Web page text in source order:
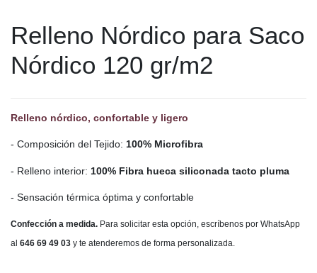
Relleno Nórdico para Saco
Nórdico 120 gr/m2
Relleno nórdico, confortable y ligero
- Composición del Tejido: 100% Microfibra
- Relleno interior: 100% Fibra hueca siliconada tacto pluma
- Sensación térmica óptima y confortable
Confección a medida. Para solicitar esta opción, escríbenos por WhatsApp
al 646 69 49 03 y te atenderemos de forma personalizada.